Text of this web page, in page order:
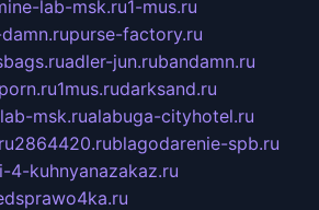
lab-msk.ru1-mus.ru
purse-factory.ru
adler-jun.rubandamn.ru
1mus.rudarksand.ru
msk.rualabuga-cityhotel.ru
2864420.rublagodarenie-spb.ru
4-kuhnyanazakaz.ru